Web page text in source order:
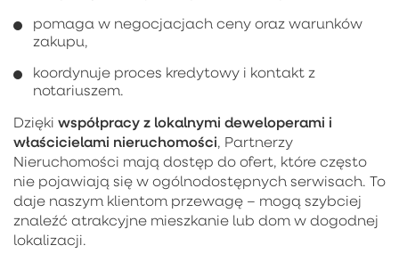
pomaga w negocjacjach ceny oraz warunków
zakupu,
koordynuje proces kredytowy i kontakt z
notariuszem.
Dzięki współpracy z lokalnymi deweloperami i
właścicielami nieruchomości, Partnerzy
Nieruchomości mają dostęp do ofert, które często
nie pojawiają się w ogólnodostępnych serwisach. To
daje naszym klientom przewagę – mogą szybciej
znaleźć atrakcyjne mieszkanie lub dom w dogodnej
lokalizacji.